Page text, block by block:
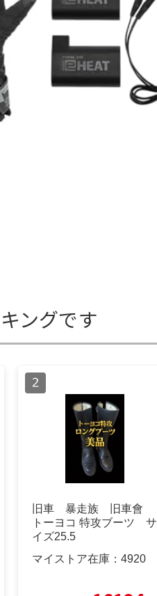
ングです
旧車 暴走族 旧車會
トーヨコ 特攻ブーツ サ
イズ25.5
マイストア在庫： 4920